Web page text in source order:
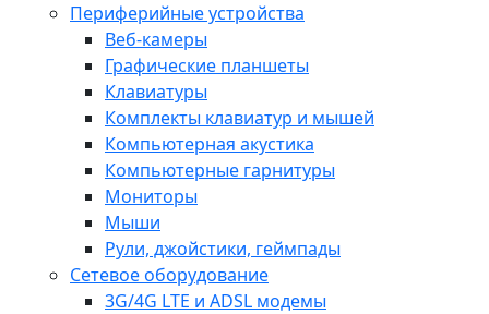
Периферийные устройства
Веб-камеры
Графические планшеты
Клавиатуры
Комплекты клавиатур и мышей
Компьютерная акустика
Компьютерные гарнитуры
Мониторы
Мыши
Рули, джойстики, геймпады
Сетевое оборудование
3G/4G LTE и ADSL модемы